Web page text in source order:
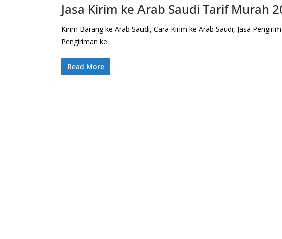
Jasa Kirim ke Arab Saudi Tarif Murah
Kirim Barang ke Arab Saudi, Cara Kirim ke Arab Saudi, Jasa
Pengiriman ke
Read More